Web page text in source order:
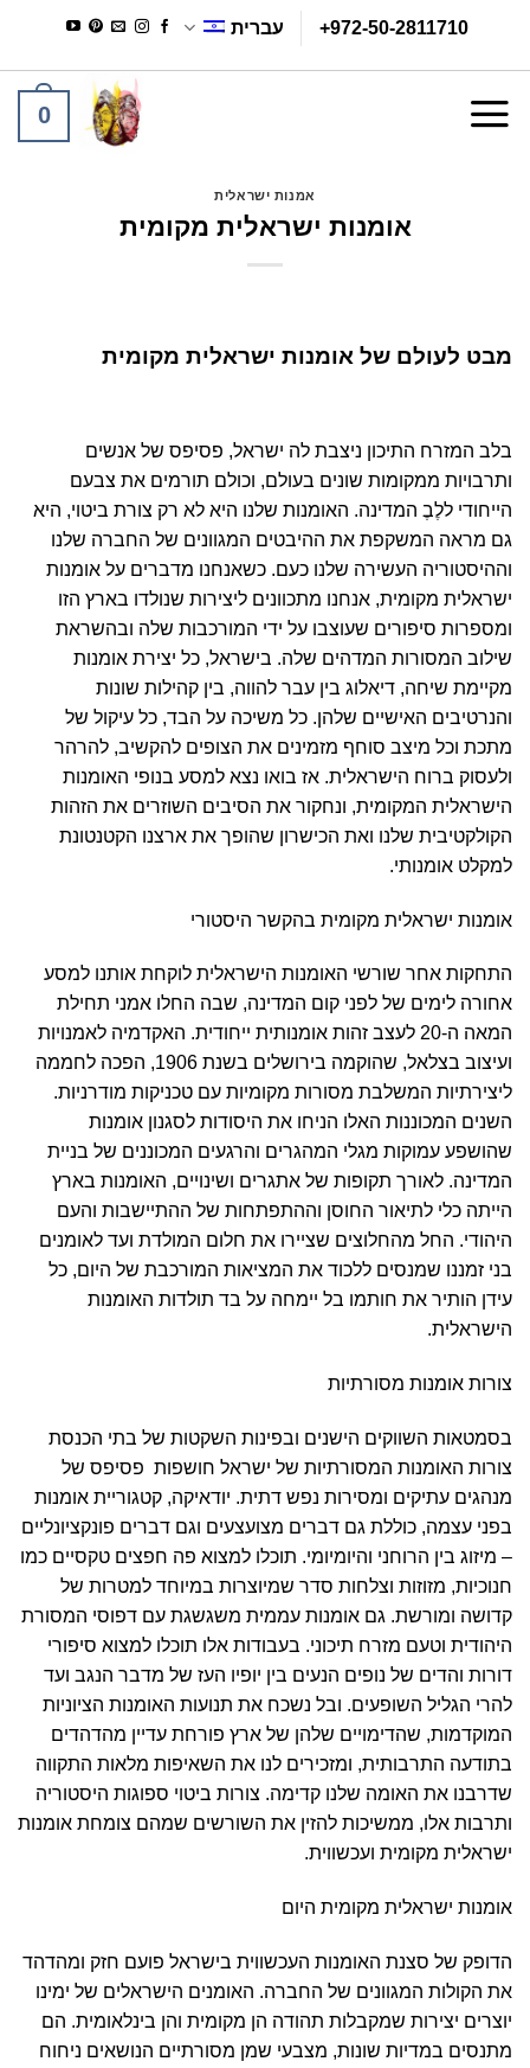
content
+972-50-2811710 עברית
0
אמנות ישראלית
אומנות ישראלית מקומית
מבט לעולם של אומנות ישראלית מקומית
בלב המזרח התיכון ניצבת לה ישראל, פסיפס של אנשים
ותרבויות ממקומות שונים בעולם, וכולם תורמים את צבעם
הייחודי ללֶבֶ המדינה. האומנות שלנו היא לא רק צורת ביטוי, היא
גם מראה המשקפת את ההיבטים המגוונים של החברה שלנו
וההיסטוריה העשירה שלנו כעם. כשאנחנו מדברים על אומנות
ישראלית מקומית, אנחנו מתכוונים ליצירות שנולדו בארץ הזו
ומספרות סיפורים שעוצבו על ידי המורכבות שלה ובהשראת
שילוב המסורות המדהים שלה. בישראל, כל יצירת אומנות
מקיימת שיחה, דיאלוג בין עבר להווה, בין קהילות שונות
והנרטיבים האישיים שלהן. כל משיכה על הבד, כל עיקול של
מתכת וכל מיצב סוחף מזמינים את הצופים להקשיב, להרהר
ולעסוק ברוח הישראלית. אז בואו נצא למסע בנופי האומנות
הישראלית המקומית, ונחקור את הסיבים השוזרים את הזהות
הקולקטיבית שלנו ואת הכישרון שהופך את ארצנו הקטנטונת
למקלט אומנותי.
אומנות ישראלית מקומית בהקשר היסטורי
התחקות אחר שורשי האומנות הישראלית לוקחת אותנו למסע
אחורה לימים של לפני קום המדינה, שבה החלו אמני תחילת
המאה ה-20 לעצב זהות אומנותית ייחודית. האקדמיה לאמנויות
ועיצוב בצלאל, שהוקמה בירושלים בשנת 1906, הפכה לחממה
ליצירתיות המשלבת מסורות מקומיות עם טכניקות מודרניות.
השנים המכוננות האלו הניחו את היסודות לסגנון אומנות
שהושפע עמוקות מגלי המהגרים והרגעים המכוננים של בניית
המדינה. לאורך תקופות של אתגרים ושינויים, האומנות בארץ
הייתה כלי לתיאור החוסן וההתפתחות של ההתיישבות והעם
היהודי. החל מהחלוצים שציירו את חלום המולדת ועד לאומנים
בני זמננו שמנסים ללכוד את המציאות המורכבת של היום, כל
עידן הותיר את חותמו בל יימחה על בד תולדות האומנות
הישראלית.
צורות אומנות מסורתיות
בסמטאות השווקים הישנים ובפינות השקטות של בתי הכנסת
צורות האומנות המסורתיות של ישראל חושפות פסיפס של
מנהגים עתיקים ומסירות נפש דתית. יודאיקה, קטגוריית אומנות
בפני עצמה, כוללת גם דברים מצועצעים וגם דברים פונקציונליים
– מיזוג בין הרוחני והיומיומי. תוכלו למצוא פה חפצים טקסיים כמו
חנוכיות, מזוזות וצלחות סדר שמיוצרות במיוחד למטרות של
קדושה ומורשת. גם אומנות עממית משגשגת עם דפוסי המסורת
היהודית וטעם מזרח תיכוני. בעבודות אלו תוכלו למצוא סיפורי
דורות והדים של נופים הנעים בין יופיו העז של מדבר הנגב ועד
להרי הגליל השופעים. ובל נשכח את תנועות האומנות הציוניות
המוקדמות, שהדימויים שלהן של ארץ פורחת עדיין מהדהדים
בתודעה התרבותית, ומזכירים לנו את השאיפות מלאות התקווה
שדרבנו את האומה שלנו קדימה. צורות ביטוי ספוגות היסטוריה
ותרבות אלו, ממשיכות להזין את השורשים שמהם צומחת אומנות
ישראלית מקומית ועכשווית.
אומנות ישראלית מקומית היום
הדופק של סצנת האומנות העכשווית בישראל פועם חזק ומהדהד
את הקולות המגוונים של החברה. האומנים הישראלים של ימינו
יוצרים יצירות שמקבלות תהודה הן מקומית והן בינלאומית. הם
מתנסים במדיות שונות, מצבעי שמן מסורתיים הנושאים ניחוח